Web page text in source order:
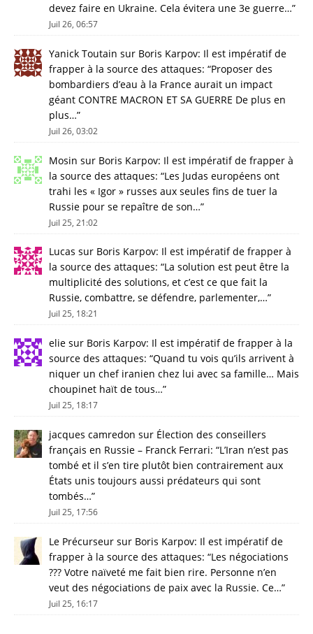
devez faire en Ukraine. Cela évitera une 3e guerre…”
Juil 26, 06:57
Yanick Toutain sur Boris Karpov: Il est impératif de
frapper à la source des attaques: “Proposer des
bombardiers d’eau à la France aurait un impact
géant CONTRE MACRON ET SA GUERRE De plus en
plus…”
Juil 26, 03:02
Mosin sur Boris Karpov: Il est impératif de frapper à
la source des attaques: “Les Judas européens ont
trahi les « Igor » russes aux seules fins de tuer la
Russie pour se repaître de son…”
Juil 25, 21:02
Lucas sur Boris Karpov: Il est impératif de frapper à
la source des attaques: “La solution est peut être la
multiplicité des solutions, et c’est ce que fait la
Russie, combattre, se défendre, parlementer,…”
Juil 25, 18:21
elie sur Boris Karpov: Il est impératif de frapper à la
source des attaques: “Quand tu vois qu’ils arrivent à
niquer un chef iranien chez lui avec sa famille… Mais
choupinet haït de tous…”
Juil 25, 18:17
jacques camredon sur Élection des conseillers
français en Russie – Franck Ferrari: “L’Iran n’est pas
tombé et il s’en tire plutôt bien contrairement aux
États unis toujours aussi prédateurs qui sont
tombés…”
Juil 25, 17:56
Le Précurseur sur Boris Karpov: Il est impératif de
frapper à la source des attaques: “Les négociations
??? Votre naïveté me fait bien rire. Personne n’en
veut des négociations de paix avec la Russie. Ce…”
Juil 25, 16:17